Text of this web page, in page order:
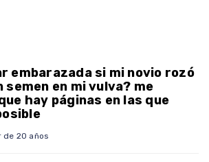
embarazada si mi novio rozó
semen en mi vulva? me
hay páginas en las que
de 20 años